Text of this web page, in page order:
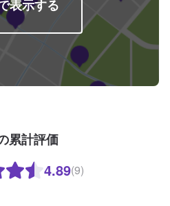
表示する
累計評価
4.89(9)